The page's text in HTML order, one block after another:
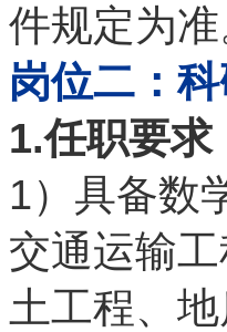
件规定为准
岗位二：
1.任职要求
1）具备数
交通运输
土工程、